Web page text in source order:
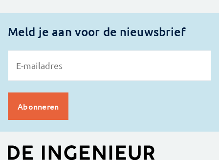
Meld je aan voor de nieuwsbrief